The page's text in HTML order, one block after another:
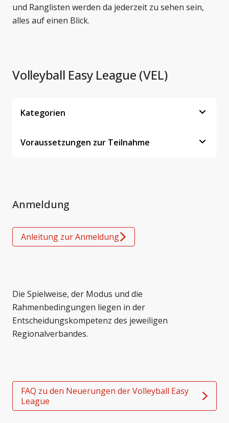
und Ranglisten werden da jederzeit zu sehen sein,
alles auf einen Blick.
Volleyball Easy League (VEL)
Kategorien
Voraussetzungen zur Teilnahme
Anmeldung
Anleitung zur Anmeldung
Die Spielweise, der Modus und die
Rahmenbedingungen liegen in der
Entscheidungskompetenz des jeweiligen
Regionalverbandes.
FAQ zu den Neuerungen der Volleyball Easy
League